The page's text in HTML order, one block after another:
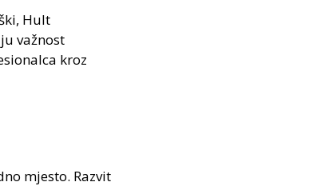
Hult
važnost
kroz
mjesto. Razvit